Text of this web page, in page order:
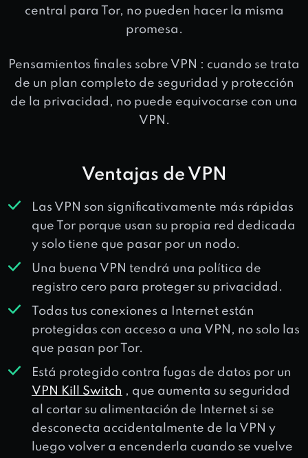
central para Tor, no pueden hacer la misma
promesa.
Pensamientos finales sobre VPN : cuando se trata
de un plan completo de seguridad y protección
de la privacidad, no puede equivocarse con una
VPN.
Ventajas de VPN
Las VPN son significativamente más rápidas
que Tor porque usan su propia red dedicada
y solo tiene que pasar por un nodo.
Una buena VPN tendrá una política de
registro cero para proteger su privacidad.
Todas tus conexiones a Internet están
protegidas con acceso a una VPN, no solo las
que pasan por Tor.
Está protegido contra fugas de datos por un
VPN Kill Switch , que aumenta su seguridad
al cortar su alimentación de Internet si se
desconecta accidentalmente de la VPN y
luego volver a encenderla cuando se vuelve